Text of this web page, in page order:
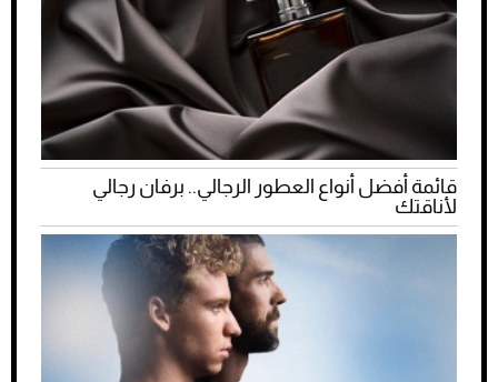
قائمة أفضل أنواع العطور الرجالي.. برفان رجالي
لأناقتك